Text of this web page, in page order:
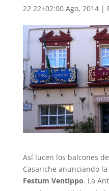
22 22+02:00 Ago, 2014|
Así lucen los balcones
Casariche anunciando
Festum Ventippo. La